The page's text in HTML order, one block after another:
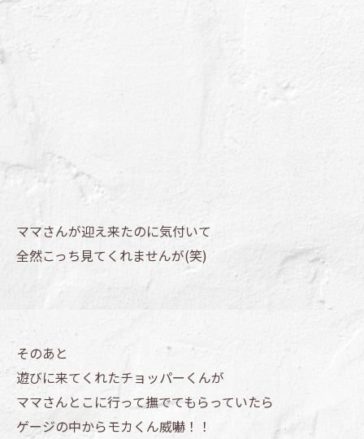
ママさんが迎え来たのに気付いて
全然こっち見てくれませんが(笑)
そのあと
遊びに来てくれたチョッパーくんが
ママさんとこに行って撫でてもらっていたら
ゲージの中からモカくん威嚇！！